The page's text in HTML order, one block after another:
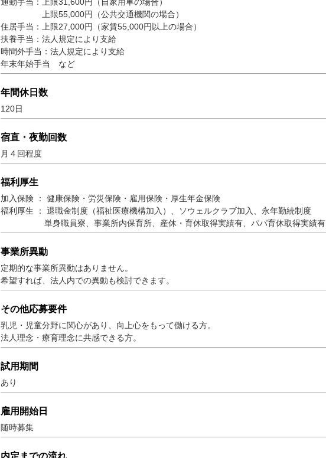
上限55,000円（公共交通機関の場合）
住居手当：上限27,000円（家賃55,000円以上の場合）
扶養手当：法人規定により支給
時間外手当：法人規定により支給
年末年始手当 など
年間休日数
120日
宿直・夜勤回数
月４回程度
福利厚生
加入保険 ： 健康保険・労災保険・雇用保険・厚生年金保険
福利厚生 ： 退職金制度（福祉医療機構加入）、ソウェルクラブ加入、永年勤続制度
単身職員寮、事業所内保育所、産休・育休取得実績有、パパ育休取得実績有
事業所異動
定期的な事業所異動はありません。
希望すれば、法人内での異動も検討できます。
その他応募要件
乳児・児童分野に関心があり、向上心をもって働ける方。
法人理念・療育理念に共感できる方。
試用期間
あり
雇用開始日
随時募集
内定までの流れ